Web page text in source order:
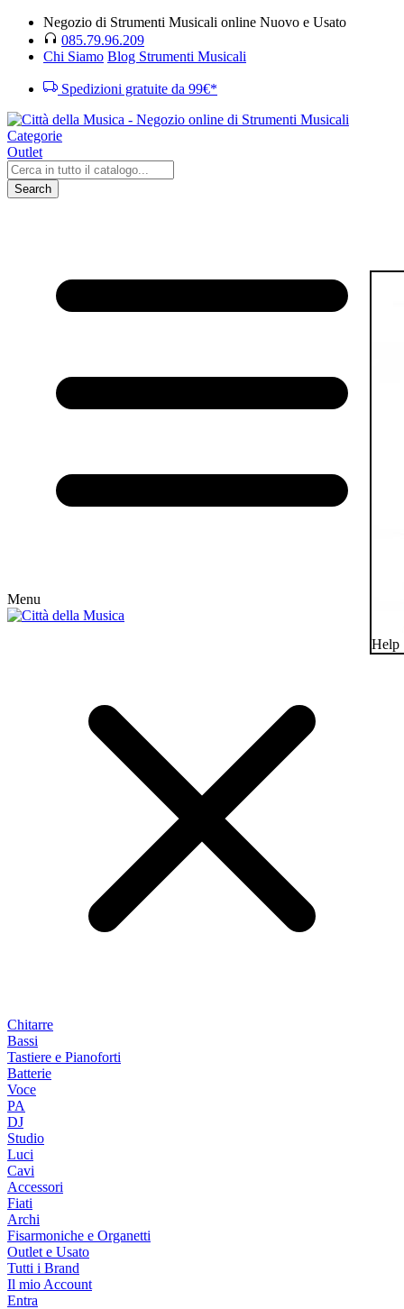
Negozio di Strumenti Musicali online Nuovo e Usato
085.79.96.209
Chi Siamo Blog Strumenti Musicali
Spedizioni gratuite da 99€*
Categorie
Outlet
Search
Menu
Chitarre
Bassi
Tastiere e Pianoforti
Batterie
Voce
PA
DJ
Studio
Luci
Cavi
Accessori
Fiati
Archi
Fisarmoniche e Organetti
Outlet e Usato
Tutti i Brand
Il mio Account
Entra
Help